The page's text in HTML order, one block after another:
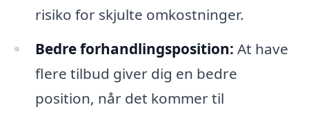
risiko for skjulte omkostninger.
Bedre forhandlingsposition: At have
flere tilbud giver dig en bedre
position, når det kommer til